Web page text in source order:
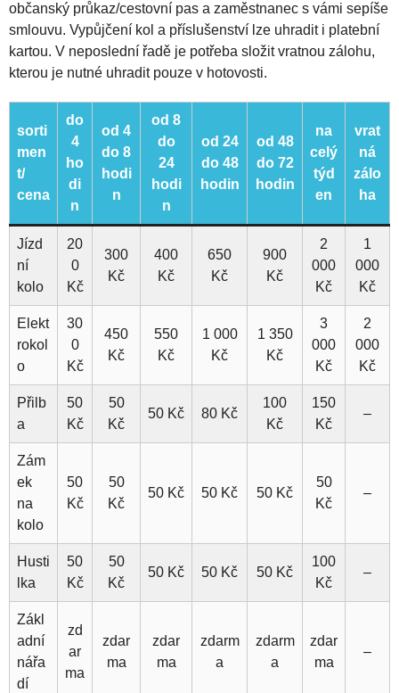
občanský průkaz/cestovní pas a zaměstnanec s vámi sepíše
smlouvu. Vypůjčení kol a příslušenství lze uhradit i platební
kartou. V neposlední řadě je potřeba složit vratnou zálohu,
kterou je nutné uhradit pouze v hotovosti.
sorti
men
t/
cena
do
4
ho
di
n
od 4
do 8
hodi
n
od 8
do
24
hodi
n
od 24
do 48
hodin
od 48
do 72
hodin
na
celý
týd
en
vrat
ná
zálo
ha
Jízd
ní
kolo
20
0
Kč
300
Kč
400
Kč
650
Kč
900
Kč
2
000
Kč
1
000
Kč
Elekt
rokol
o
30
0
Kč
450
Kč
550
Kč
1 000
Kč
1 350
Kč
3
000
Kč
2
000
Kč
Přilb
a
50
Kč
50
Kč
50 Kč 80 Kč
100
Kč
150
Kč
–
Zám
ek
na
kolo
50
Kč
50
Kč
50 Kč 50 Kč 50 Kč
50
Kč
–
Husti
lka
50
Kč
50
Kč
50 Kč 50 Kč 50 Kč
100
Kč
–
Zákl
adní
nářa
dí
zd
ar
ma
zdar
ma
zdar
ma
zdarm
a
zdarm
a
zdar
ma
–